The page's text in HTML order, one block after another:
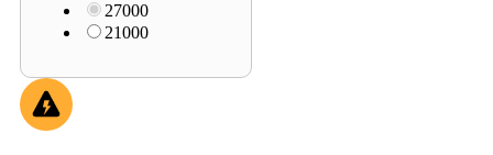
27000
21000